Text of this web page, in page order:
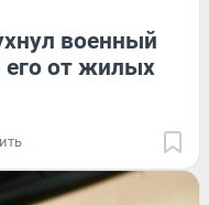
военный
его от жилых